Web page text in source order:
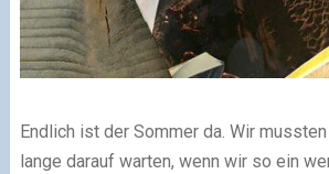
Endlich ist der Sommer da. Wir
lange darauf warten, wenn wir so ein